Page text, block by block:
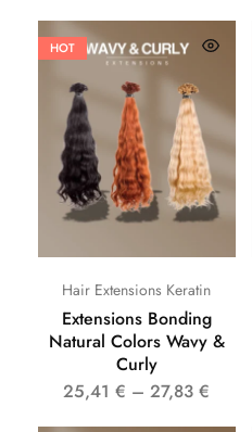
HOT
Hair Extensions Keratin
Extensions Bonding
Natural Colors Wavy &
Curly
25,41€ –27,83€